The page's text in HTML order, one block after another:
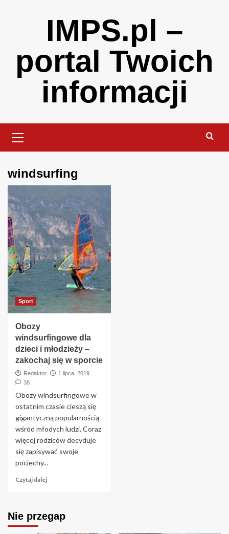
IMPS.pl –
portal Twoich
informacji
Menu
windsurfing
Sport
Obozy
windsurfingowe dla
dzieci i młodzieży –
zakochaj się w sporcie
Redaktor
1 lipca, 2019
38
Obozy windsurfingowe w
ostatnim czasie cieszą się
gigantyczną popularnością
wśród młodych ludzi. Coraz
więcej rodziców decyduje
się zapisywać swoje
pociechy...
Czytaj dalej
Nie przegap